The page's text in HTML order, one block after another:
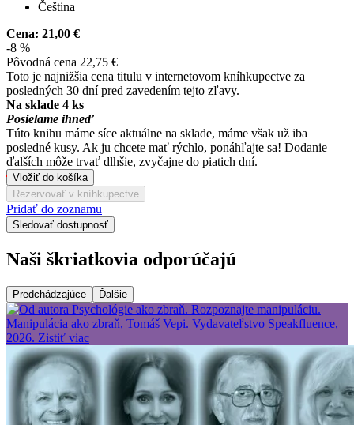
Čeština
Cena: 21,00 €
-8 %
Pôvodná cena 22,75 €
Toto je najnižšia cena titulu v internetovom kníhkupectve za
posledných 30 dní pred zavedením tejto zľavy.
Na sklade 4 ks
Posielame ihneď
Túto knihu máme síce aktuálne na sklade, máme však už iba
posledné kusy. Ak ju chcete mať rýchlo, ponáhľajte sa! Dodanie
ďalších môže trvať dlhšie, zvyčajne do piatich dní.
Vložiť do košíka
Rezervovať v kníhkupectve
Pridať do zoznamu
Sledovať dostupnosť
Naši škriatkovia odporúčajú
Predchádzajúce Ďalšie